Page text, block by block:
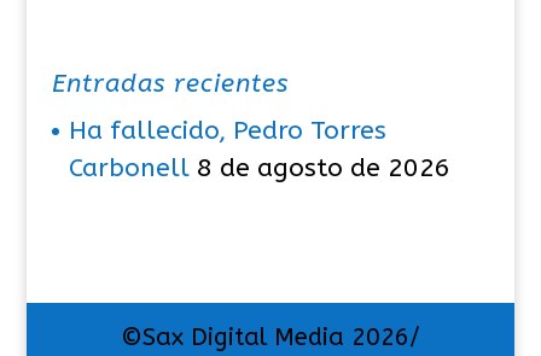
Entradas recientes
Ha fallecido, Pedro Torres
Carbonell 8 de agosto de 2026
©Sax Digital Media 2026/